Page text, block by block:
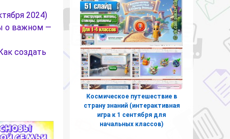
2024)
о важном —
создать
Космическое путешествие в
страну знаний (интерактивная
игра к 1 сентября для
начальных классов)